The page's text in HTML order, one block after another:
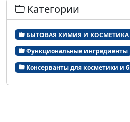
Категории
БЫТОВАЯ ХИМИЯ И КОСМЕТИКА
Функциональные ингредиенты
Консерванты для косметики и